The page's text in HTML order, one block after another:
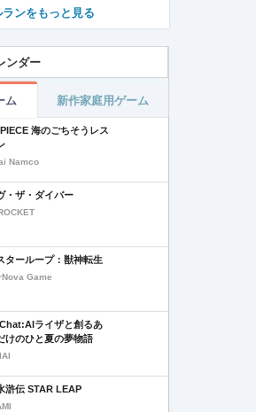
ランをもっと見る
ンダー
ム 新作家庭用ゲーム
海のごちそうレス
Namco
・ザ・ダイバー
ターループ：獣神転生
Game
ライザと創るあ
けのひと夏の夢物語
滸伝 STAR LEAP